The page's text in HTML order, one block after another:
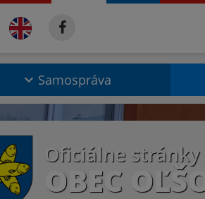
Samospráva
Oficiálne stránky
OBEC